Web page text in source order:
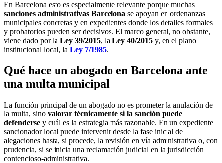
En Barcelona esto es especialmente relevante porque muchas
sanciones administrativas Barcelona se apoyan en ordenanzas
municipales concretas y en expedientes donde los detalles formales
y probatorios pueden ser decisivos. El marco general, no obstante,
viene dado por la Ley 39/2015, la Ley 40/2015 y, en el plano
institucional local, la Ley 7/1985.
Qué hace un abogado en Barcelona ante
una multa municipal
La función principal de un abogado no es prometer la anulación de
la multa, sino valorar técnicamente si la sanción puede
defenderse y cuál es la estrategia más razonable. En un expediente
sancionador local puede intervenir desde la fase inicial de
alegaciones hasta, si procede, la revisión en vía administrativa o, con
prudencia, si se inicia una reclamación judicial en la jurisdicción
contencioso-administrativa.